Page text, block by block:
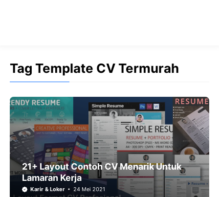
Tag Template CV Termurah
21+ Layout Contoh CV Menarik Untuk
Lamaran Kerja
Karir & Loker 24 Mei 2021